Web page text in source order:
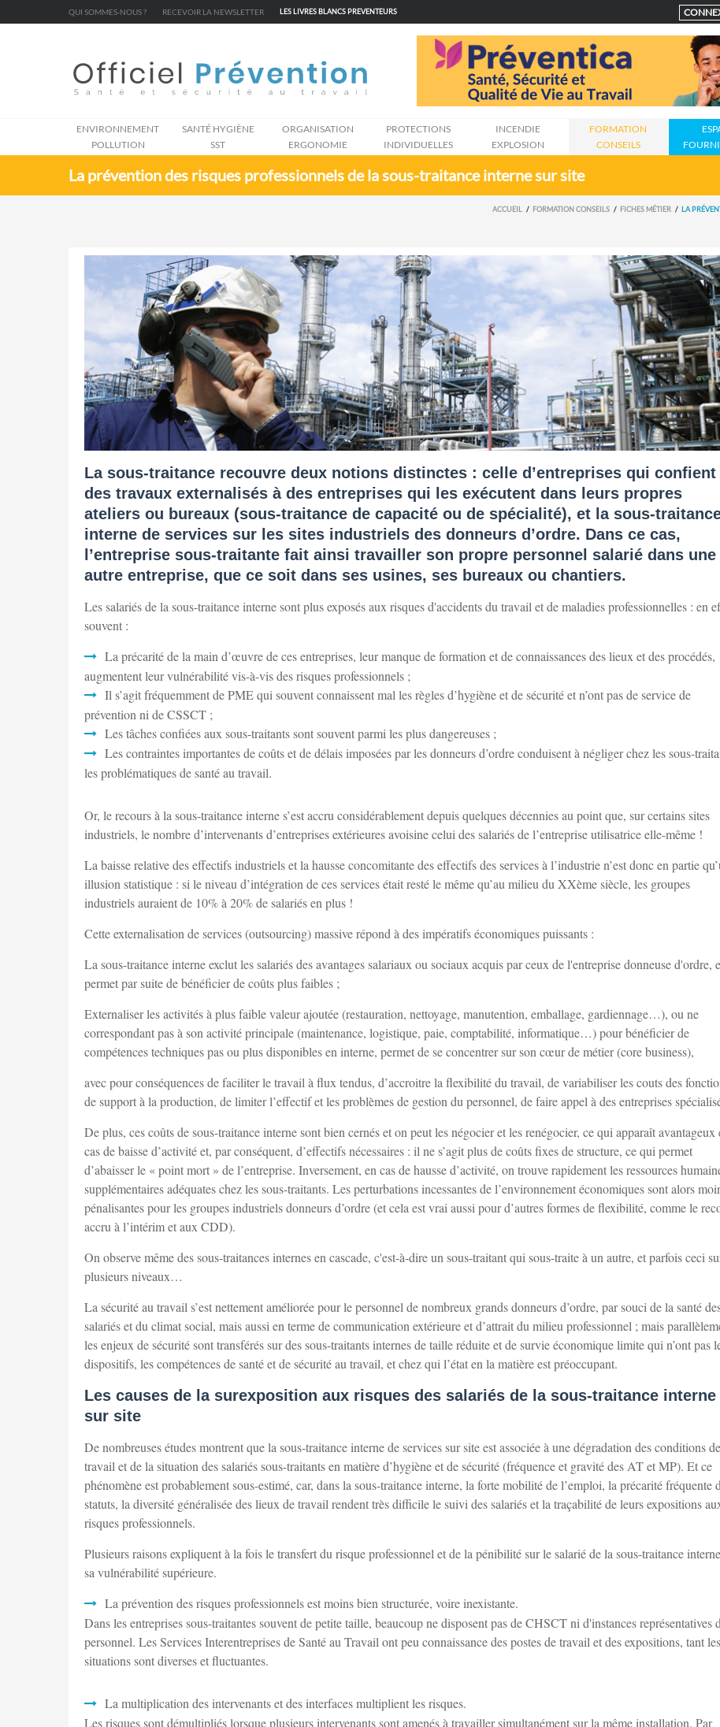
QUI SOMMES-NOUS ? RECEVOIR LA NEWSLETTER LES LIVRES BLANCS PREVENTEURS
ENVIRONNEMENT
POLLUTION
SANTÉ HYGIÈNE
SST
ORGANISATION
ERGONOMIE
PROTECTIONS
INDIVIDUELLES
INCENDIE
EXPLOSION
FORMATION
CONSEILS
La prévention des risques professionnels de la sous-traitance interne sur site
ACCUEIL FORMATION CONSEILS FICHES MÉTIER LA
La sous-traitance recouvre deux notions distinctes : celle d’entreprises qui confient
des travaux externalisés à des entreprises qui les exécutent dans leurs propres
ateliers ou bureaux (sous-traitance de capacité ou de spécialité), et la sous-
interne de services sur les sites industriels des donneurs d’ordre. Dans ce cas,
l’entreprise sous-traitante fait ainsi travailler son propre personnel salarié dans une
autre entreprise, que ce soit dans ses usines, ses bureaux ou chantiers.
Les salariés de la sous-traitance interne sont plus exposés aux risques d'accidents du travail et de maladies professionnelles : en
souvent :
La précarité de la main d’œuvre de ces entreprises, leur manque de formation et de connaissances des lieux et des procédés,
augmentent leur vulnérabilité vis-à-vis des risques professionnels ;
Il s’agit fréquemment de PME qui souvent connaissent mal les règles d’hygiène et de sécurité et n’ont pas de service de
prévention ni de CSSCT ;
Les tâches confiées aux sous-traitants sont souvent parmi les plus dangereuses ;
Les contraintes importantes de coûts et de délais imposées par les donneurs d’ordre conduisent à négliger chez les sous-
les problématiques de santé au travail.
Or, le recours à la sous-traitance interne s’est accru considérablement depuis quelques décennies au point que, sur certains sites
industriels, le nombre d’intervenants d’entreprises extérieures avoisine celui des salariés de l’entreprise utilisatrice elle-même !
La baisse relative des effectifs industriels et la hausse concomitante des effectifs des services à l’industrie n’est donc en partie
illusion statistique : si le niveau d’intégration de ces services était resté le même qu’au milieu du XXème siècle, les groupes
industriels auraient de 10% à 20% de salariés en plus !
Cette externalisation de services (outsourcing) massive répond à des impératifs économiques puissants :
La sous-traitance interne exclut les salariés des avantages salariaux ou sociaux acquis par ceux de l'entreprise donneuse d'ordre,
permet par suite de bénéficier de coûts plus faibles ;
Externaliser les activités à plus faible valeur ajoutée (restauration, nettoyage, manutention, emballage, gardiennage…), ou ne
correspondant pas à son activité principale (maintenance, logistique, paie, comptabilité, informatique…) pour bénéficier de
compétences techniques pas ou plus disponibles en interne, permet de se concentrer sur son cœur de métier (core business),
avec pour conséquences de faciliter le travail à flux tendus, d’accroitre la flexibilité du travail, de variabiliser les couts des
de support à la production, de limiter l’effectif et les problèmes de gestion du personnel, de faire appel à des entreprises
De plus, ces coûts de sous-traitance interne sont bien cernés et on peut les négocier et les renégocier, ce qui apparaît avantageux
cas de baisse d’activité et, par conséquent, d’effectifs nécessaires : il ne s’agit plus de coûts fixes de structure, ce qui permet
d’abaisser le « point mort » de l’entreprise. Inversement, en cas de hausse d’activité, on trouve rapidement les ressources
supplémentaires adéquates chez les sous-traitants. Les perturbations incessantes de l’environnement économiques sont alors
pénalisantes pour les groupes industriels donneurs d’ordre (et cela est vrai aussi pour d’autres formes de flexibilité, comme le
accru à l’intérim et aux CDD).
On observe même des sous-traitances internes en cascade, c'est-à-dire un sous-traitant qui sous-traite à un autre, et parfois ceci
plusieurs niveaux…
La sécurité au travail s’est nettement améliorée pour le personnel de nombreux grands donneurs d’ordre, par souci de la santé
salariés et du climat social, mais aussi en terme de communication extérieure et d’attrait du milieu professionnel ; mais
les enjeux de sécurité sont transférés sur des sous-traitants internes de taille réduite et de survie économique limite qui n’ont pas
dispositifs, les compétences de santé et de sécurité au travail, et chez qui l’état en la matière est préoccupant.
Les causes de la surexposition aux risques des salariés de la sous-traitance interne
sur site
De nombreuses études montrent que la sous-traitance interne de services sur site est associée à une dégradation des conditions de
travail et de la situation des salariés sous-traitants en matière d’hygiène et de sécurité (fréquence et gravité des AT et MP). Et ce
phénomène est probablement sous-estimé, car, dans la sous-traitance interne, la forte mobilité de l’emploi, la précarité fréquente
statuts, la diversité généralisée des lieux de travail rendent très difficile le suivi des salariés et la traçabilité de leurs expositions
risques professionnels.
Plusieurs raisons expliquent à la fois le transfert du risque professionnel et de la pénibilité sur le salarié de la sous-traitance
sa vulnérabilité supérieure.
La prévention des risques professionnels est moins bien structurée, voire inexistante.
Dans les entreprises sous-traitantes souvent de petite taille, beaucoup ne disposent pas de CHSCT ni d'instances représentatives
personnel. Les Services Interentreprises de Santé au Travail ont peu connaissance des postes de travail et des expositions, tant les
situations sont diverses et fluctuantes.
La multiplication des intervenants et des interfaces multiplient les risques.
Les risques sont démultipliés lorsque plusieurs intervenants sont amenés à travailler simultanément sur la même installation. Par
Cookies management panel